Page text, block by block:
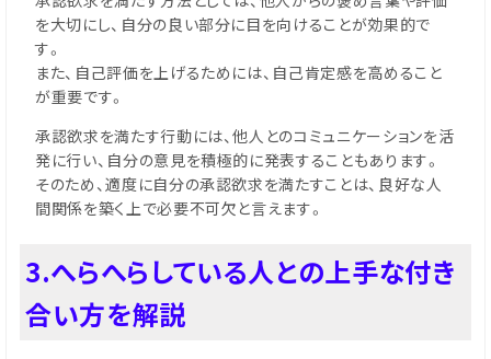
を大切にし、自分の良い部分に目を向けることが効果的で
す。
また、自己評価を上げるためには、自己肯定感を高めること
が重要です。
承認欲求を満たす行動には、他人とのコミュニケーションを活
発に行い、自分の意見を積極的に発表することもあります。
そのため、適度に自分の承認欲求を満たすことは、良好な人
間関係を築く上で必要不可欠と言えます。
3.へらへらしている人との上手な付き
合い方を解説